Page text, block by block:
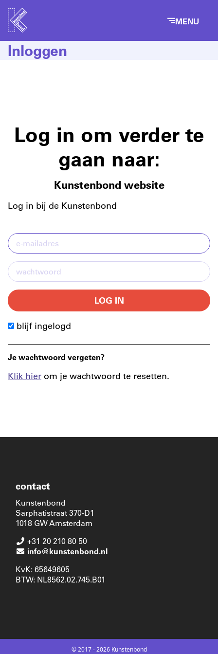
MENU
Inloggen
Log in om verder te
gaan naar:
Kunstenbond website
Log in bij de Kunstenbond
LOG IN
blijf ingelogd
Je wachtwoord vergeten?
Klik hier om je wachtwoord te resetten.
contact
Kunstenbond
Sarphatistraat 370-D1
1018 GW Amsterdam
+31 20 210 80 50
info@kunstenbond.nl
KvK: 65649605
BTW: NL8562.02.745.B01
© 2017 - 2026 Kunstenbond